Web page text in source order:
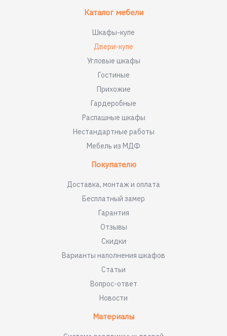
Каталог мебели
Шкафы-купе
Двери-купе
Угловые шкафы
Гостиные
Прихожие
Гардеробные
Распашные шкафы
Нестандартные работы
Мебель из МДФ
Покупателю
Доставка, монтаж и оплата
Бесплатный замер
Гарантия
Отзывы
Скидки
Варианты наполнения шкафов
Статьи
Вопрос-ответ
Новости
Материалы